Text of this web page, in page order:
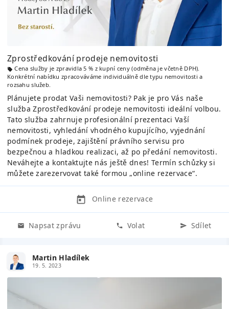
Zprostředkování prodeje nemovitosti
Cena služby je zpravidla 5 % z kupní ceny (odměna je včetně DPH).
Konkrétní nabídku zpracováváme individuálně dle typu nemovitosti a
rozsahu služeb.
Plánujete prodat Vaši nemovitosti? Pak je pro Vás naše
služba Zprostředkování prodeje nemovitosti ideální volbou.
Tato služba zahrnuje profesionální prezentaci Vaší
nemovitosti, vyhledání vhodného kupujícího, vyjednání
podmínek prodeje, zajištění právního servisu pro
bezpečnou a hladkou realizaci, až po předání nemovitosti.
Neváhejte a kontaktujte nás ještě dnes! Termín schůzky si
můžete zarezervovat také formou „online rezervace“.
Online rezervace
Napsat zprávu Volat Sdílet
Martin Hladílek
19. 5. 2023